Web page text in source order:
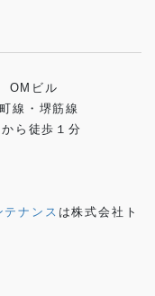
OMビル
線・堺筋線
ら徒歩１分
テナンス は株式会社ト